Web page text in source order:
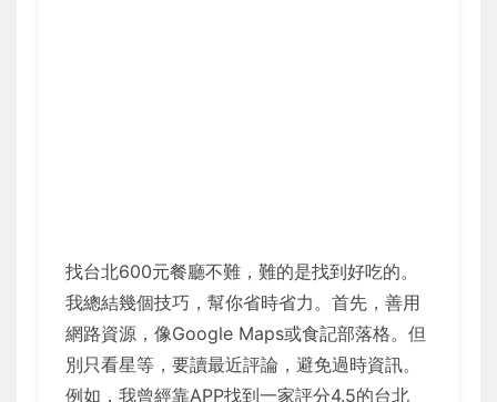
找台北600元餐廳不難，難的是找到好吃的。
我總結幾個技巧，幫你省時省力。首先，善用
網路資源，像Google Maps或食記部落格。但
別只看星等，要讀最近評論，避免過時資訊。
例如，我曾經靠APP找到一家評分4.5的台北